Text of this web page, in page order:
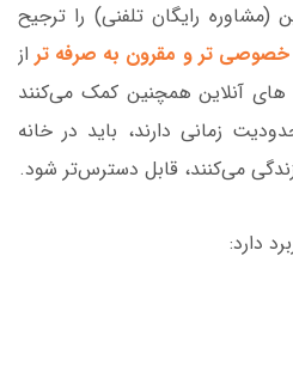
(مشاوره رایگان تلفنی) را ترجیح
خصوصی تر و مقرون به صرفه تر از
آنلاین همچنین کمک می‌کنند
زمانی دارند، باید در خانه
زندگی می‌کنند، قابل دسترس‌تر شود.
دارد: